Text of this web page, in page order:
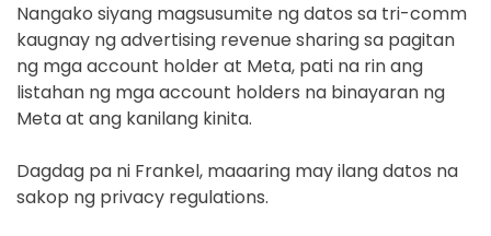
Nangako siyang magsusumite ng datos sa tri-comm
kaugnay ng advertising revenue sharing sa pagitan
ng mga account holder at Meta, pati na rin ang
listahan ng mga account holders na binayaran ng
Meta at ang kanilang kinita.
Dagdag pa ni Frankel, maaaring may ilang datos na
sakop ng privacy regulations.